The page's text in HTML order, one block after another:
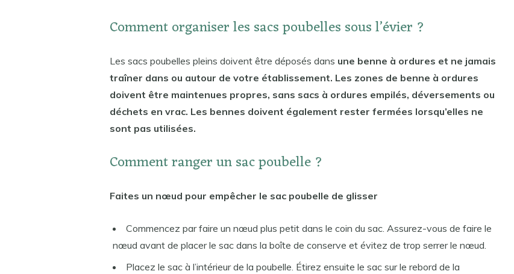
Comment organiser les sacs poubelles sous l’évier ?
Les sacs poubelles pleins doivent être déposés dans une benne à ordures et ne jamais
traîner dans ou autour de votre établissement. Les zones de benne à ordures
doivent être maintenues propres, sans sacs à ordures empilés, déversements ou
déchets en vrac. Les bennes doivent également rester fermées lorsqu’elles ne
sont pas utilisées.
Comment ranger un sac poubelle ?
Faites un nœud pour empêcher le sac poubelle de glisser
Commencez par faire un nœud plus petit dans le coin du sac. Assurez-vous de faire le
nœud avant de placer le sac dans la boîte de conserve et évitez de trop serrer le nœud.
Placez le sac à l’intérieur de la poubelle. Étirez ensuite le sac sur le rebord de la